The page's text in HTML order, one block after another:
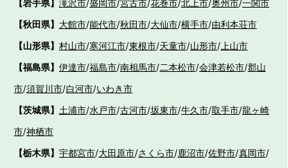
【岩手県】 滝沢市/盛岡市/宮古市/花巻市/北上市/奥州市/一関市
【秋田県】 大館市/能代市/秋田市/大仙市/横手市/由利本荘市
【山形県】 村山市/寒河江市/東根市/天童市/山形市/上山市
【福島県】 伊達市/福島市/南相馬市/二本松市/会津若松市/郡山
市/須賀川市/白河市/いわき市
【茨城県】 土浦市/水戸市/古河市/坂東市/牛久市/取手市/龍ヶ崎
市/神栖市
【栃木県】 宇都宮市/大田原市/さくら市/鹿沼市/佐野市/真岡市/